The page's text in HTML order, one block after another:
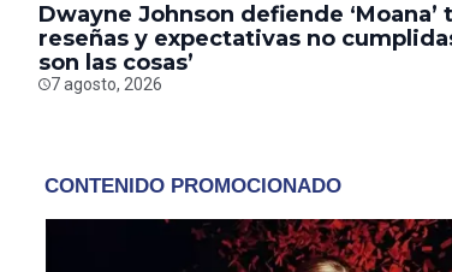
Dwayne Johnson defiende ‘Moana’
reseñas y expectativas no
son las cosas’
7 agosto, 2026